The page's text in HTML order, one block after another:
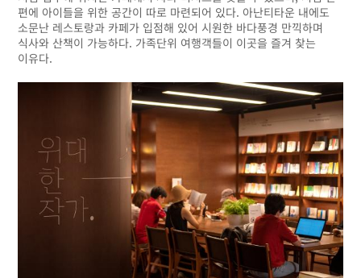
편에 아이들을 위한 공간이 따로 마련되어 있다. 아난티타운 내에도
소문난 레스토랑과 카페가 입점해 있어 시원한 바다풍경 만끽하며
식사와 산책이 가능하다. 가족단위 여행객들이 이곳을 즐겨 찾는
이유다.